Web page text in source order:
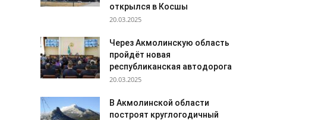
открылся в Косшы
20.03.2025
Через Акмолинскую область
пройдёт новая
республиканская автодорога
20.03.2025
В Акмолинской области
построят круглогодичный